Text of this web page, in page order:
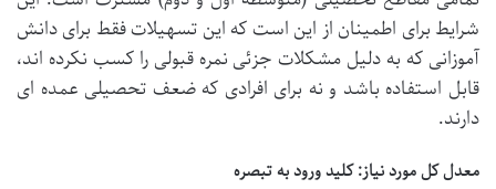
شرایط برای اطمینان از این است که این تسهیلات فقط برای دانش
آموزانی که به دلیل مشکلات جزئی نمره قبولی را کسب نکرده اند،
قابل استفاده باشد و نه برای افرادی که ضعف تحصیلی عمده ای
دارند.
معدل کل مورد نیاز: کلید ورود به تبصره